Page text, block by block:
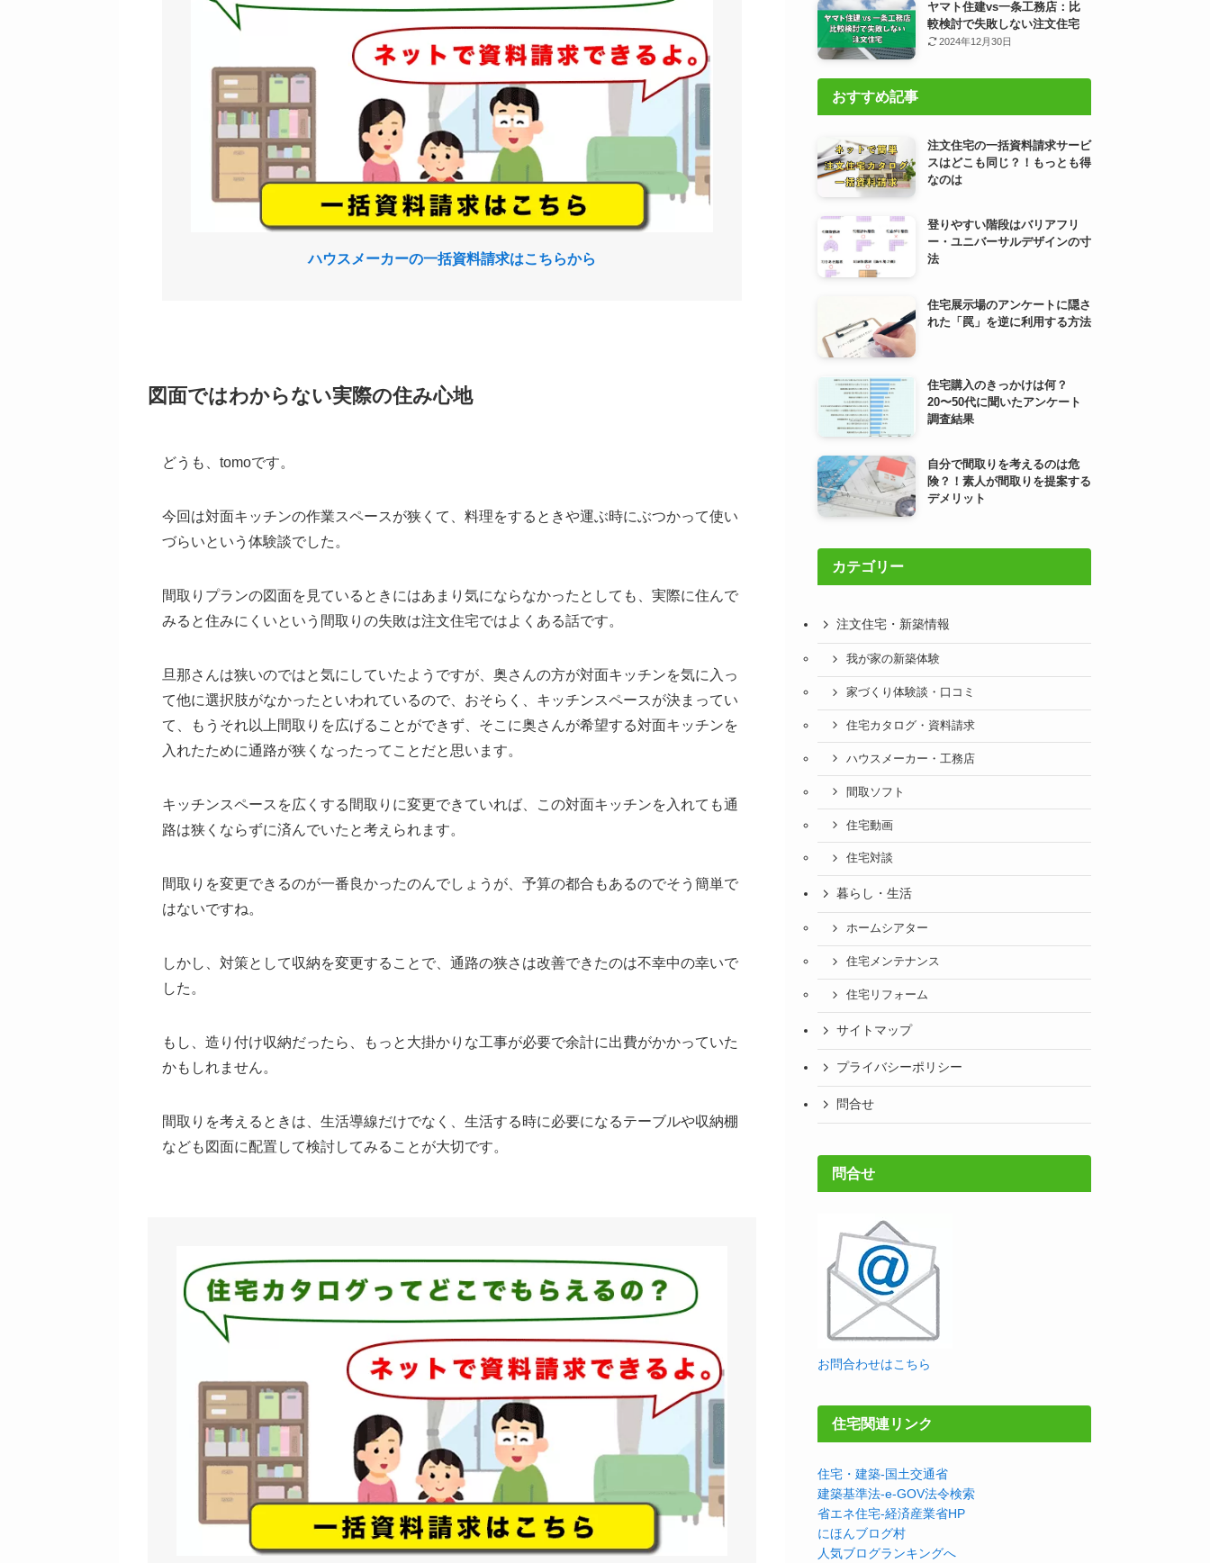
ハウスメーカーの一括資料請求はこちらから
図面ではわからない実際の住み心地
どうも、tomoです。
今回は対面キッチンの作業スペースが狭くて、料理をするときや運ぶ時にぶつかって使い
づらいという体験談でした。
間取りプランの図面を見ているときにはあまり気にならなかったとしても、実際に住んで
みると住みにくいという間取りの失敗は注文住宅ではよくある話です。
旦那さんは狭いのではと気にしていたようですが、奥さんの方が対面キッチンを気に入っ
て他に選択肢がなかったといわれているので、おそらく、キッチンスペースが決まってい
て、もうそれ以上間取りを広げることができず、そこに奥さんが希望する対面キッチンを
入れたために通路が狭くなったってことだと思います。
キッチンスペースを広くする間取りに変更できていれば、この対面キッチンを入れても通
路は狭くならずに済んでいたと考えられます。
間取りを変更できるのが一番良かったのんでしょうが、予算の都合もあるのでそう簡単で
はないですね。
しかし、対策として収納を変更することで、通路の狭さは改善できたのは不幸中の幸いで
した。
もし、造り付け収納だったら、もっと大掛かりな工事が必要で余計に出費がかかっていた
かもしれません。
間取りを考えるときは、生活導線だけでなく、生活する時に必要になるテーブルや収納棚
なども図面に配置して検討してみることが大切です。
ヤマト住建vs一条工務店：比
較検討で失敗しない注文住宅
2024年12月30日
おすすめ記事
注文住宅の一括資料請求サービ
スはどこも同じ？！もっとも得
なのは
登りやすい階段はバリアフリ
ー・ユニバーサルデザインの寸
法
住宅展示場のアンケートに隠さ
れた「罠」を逆に利用する方法
住宅購入のきっかけは何？
20〜50代に聞いたアンケート
調査結果
自分で間取りを考えるのは危
険？！素人が間取りを提案する
デメリット
カテゴリー
注文住宅・新築情報
我が家の新築体験
家づくり体験談・口コミ
住宅カタログ・資料請求
ハウスメーカー・工務店
間取ソフト
住宅動画
住宅対談
暮らし・生活
ホームシアター
住宅メンテナンス
住宅リフォーム
サイトマップ
プライバシーポリシー
問合せ
問合せ
お問合わせはこちら
住宅関連リンク
住宅・建築-国土交通省
建築基準法-e-GOV法令検索
省エネ住宅-経済産業省HP
にほんブログ村
人気ブログランキングへ